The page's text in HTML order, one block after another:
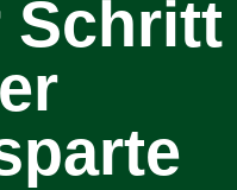
Schritt